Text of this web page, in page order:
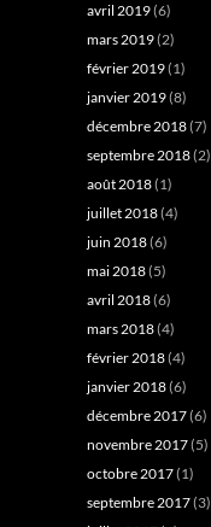
avril 2019(6)
mars 2019(2)
février 2019(1)
janvier 2019(8)
décembre 2018(7)
septembre 2018(2)
août 2018(1)
juillet 2018(4)
juin 2018(6)
mai 2018(5)
avril 2018(6)
mars 2018(4)
février 2018(4)
janvier 2018(6)
décembre 2017(6)
novembre 2017(5)
octobre 2017(1)
septembre 2017(3)